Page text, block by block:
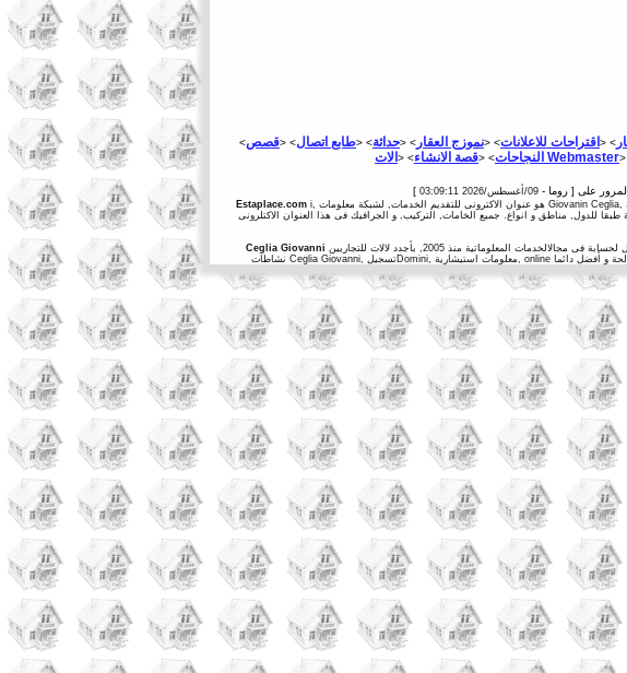
< > < اقتراحات للاعلانات> <نموزج العقار> <حداثة> <طابع اتصال> <قصص
النجاحات> <قصة الانشاء> < الات Webmaster
[ روما -09/أغسطس/2026 03:09:11
Estaplace.com
Ceglia Giovanni